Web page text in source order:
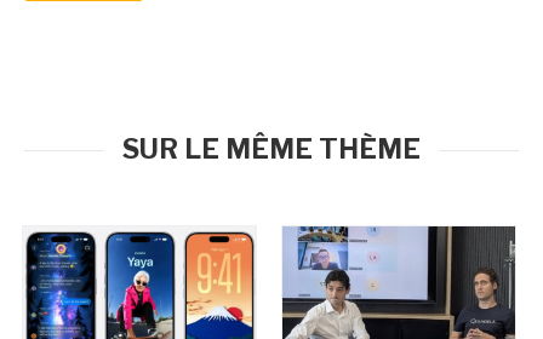
SUR LE MÊME THÈME